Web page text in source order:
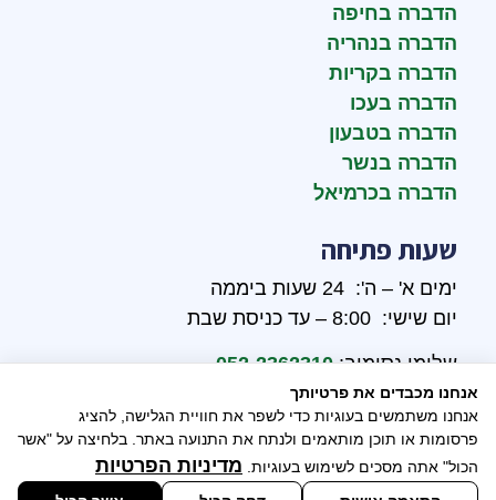
הדברה בחיפה
הדברה בנהריה
הדברה בקריות
הדברה בעכו
הדברה בטבעון
הדברה בנשר
הדברה בכרמיאל
שעות פתיחה
ימים א' – ה': 24 שעות ביממה
יום שישי: 8:00 – עד כניסת שבת
שלומי נסימוב:052-2362310
אבי נסימוב:052-2646390
שיווק דיגיטלי - ליעד
אנחנו מכבדים את פרטיותך
אנחנו משתמשים בעוגיות כדי לשפר את חוויית הגלישה, להציג
פרסומות או תוכן מותאמים ולנתח את התנועה באתר. בלחיצה על "אשר
הכול" אתה מסכים לשימוש בעוגיות. מדיניות הפרטיות